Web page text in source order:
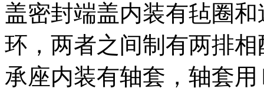
盖密封端盖内装有毡圈
环，两者之间制有两排
承座内装有轴套，轴套